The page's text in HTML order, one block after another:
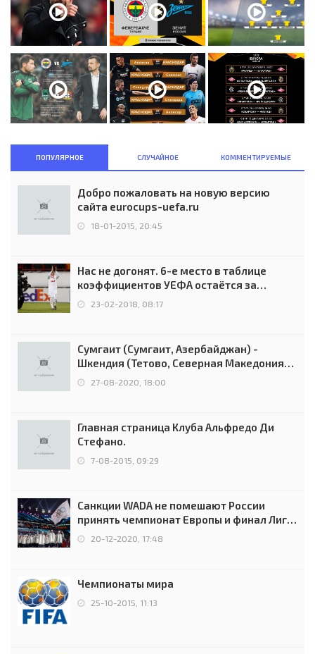
ПОПУЛЯРНОЕ СЛУЧАЙНОЕ КОММЕНТИРУЕМЫЕ
Добро пожаловать на новую версию
сайта eurocups-uefa.ru
18-01-2015, 20:45
Нас не догонят. 6-е место в таблице
коэффициентов УЕФА остаётся за
Россией
23-02-2018, 08:17
Сумгаит (Сумгаит, Азербайджан) -
Шкендия (Тетово, Северная Македония) -
0:2 (0:0)
27-08-2020, 18:00
Главная страница Клуба Альфредо Ди
Стефано.
7-08-2015, 09:29
Санкции WADA не помешают России
принять чемпионат Европы и финал Лиги
чемпионов.
20-12-2020, 17:48
Чемпионаты мира
25-10-2015, 11:13